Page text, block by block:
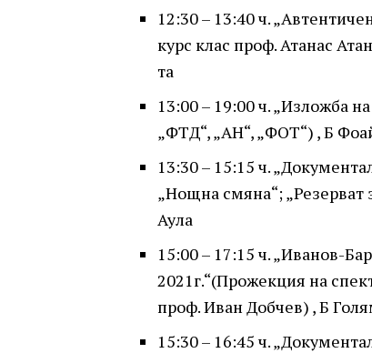
12:30 – 13:40 ч.
курс клас проф. Атанас
та
13:00 – 19:00 ч. „Изложба
„ФТД“, „АН“, „ФОТ“) , Б
13:30 – 15:15 ч.
„Нощна смяна“; „Резерват
Аула
15:00 – 17:15 ч. „Иванов-
2021г.“(Прожекция на
проф. Иван Добчев) , Б
15:30 – 16:45 ч.